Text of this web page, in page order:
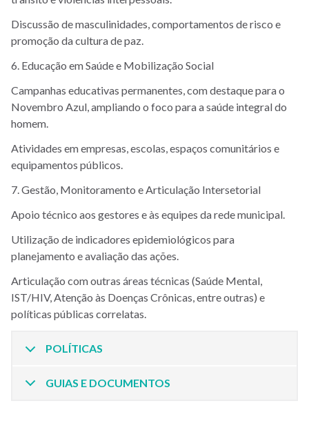
Discussão de masculinidades, comportamentos de risco e
promoção da cultura de paz.
6. Educação em Saúde e Mobilização Social
Campanhas educativas permanentes, com destaque para o
Novembro Azul, ampliando o foco para a saúde integral do
homem.
Atividades em empresas, escolas, espaços comunitários e
equipamentos públicos.
7. Gestão, Monitoramento e Articulação Intersetorial
Apoio técnico aos gestores e às equipes da rede municipal.
Utilização de indicadores epidemiológicos para
planejamento e avaliação das ações.
Articulação com outras áreas técnicas (Saúde Mental,
IST/HIV, Atenção às Doenças Crônicas, entre outras) e
políticas públicas correlatas.
POLÍTICAS
GUIAS E DOCUMENTOS